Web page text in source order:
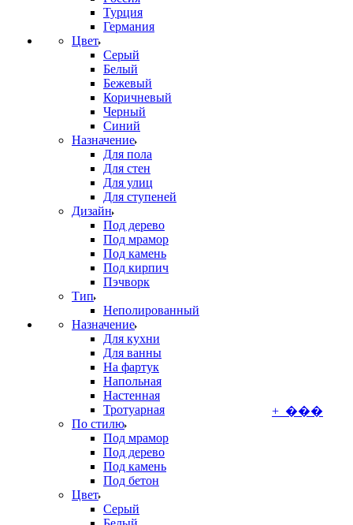
Турция
Германия
Цвет
Серый
Белый
Бежевый
Коричневый
Черный
Синий
Назначение
Для пола
Для стен
Для улиц
Для ступеней
Дизайн
Под дерево
Под мрамор
Под камень
Под кирпич
Пэчворк
Тип
Неполированный
Назначение
Для кухни
Для ванны
На фартук
Напольная
Настенная
Тротуарная
По стилю
Под мрамор
Под дерево
Под камень
Под бетон
Цвет
Серый
+ ���